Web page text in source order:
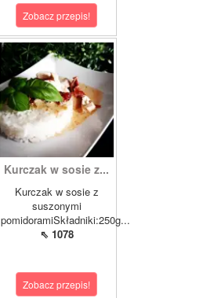
Zobacz przepis!
Kurczak w sosie z...
Kurczak w sosie z
suszonymi
pomidoramiSkładniki:250g...
⇖ 1078
Zobacz przepis!